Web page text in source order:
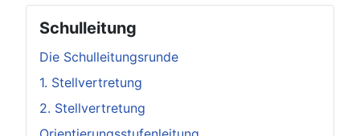
Schulleitung
Die Schulleitungsrunde
1. Stellvertretung
2. Stellvertretung